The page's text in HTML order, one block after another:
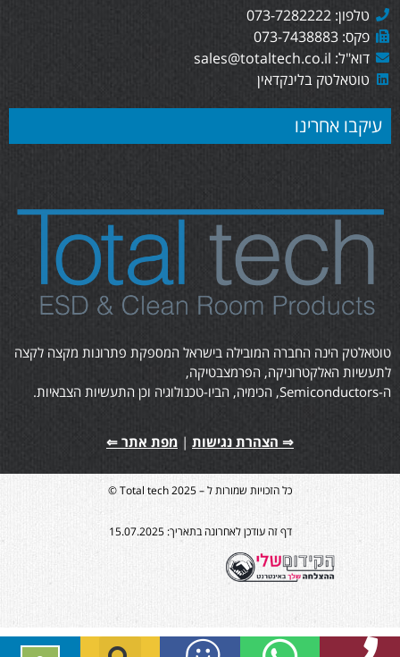
טלפון: 073-7282222
פקס: 073-7438883
דוא"ל: sales@totaltech.co.il
טוטאלטק בלינקדאין
עיקבו אחרינו
טוטאלטק הינה החברה המובילה בישראל המספקת פתרונות מקצה לקצה
לתעשיות האלקטרוניקה, הפרמצבטיקה,
ה-Semiconductors, הכימיה, הביו-טכנולוגיה וכן התעשיות הצבאיות.
⇒ הצהרת נגישות | מפת אתר ⇐
כל הזכויות שמורות ל – Total tech 2025 ©
דף זה עודכן לאחרונה בתאריך: 15.07.2025